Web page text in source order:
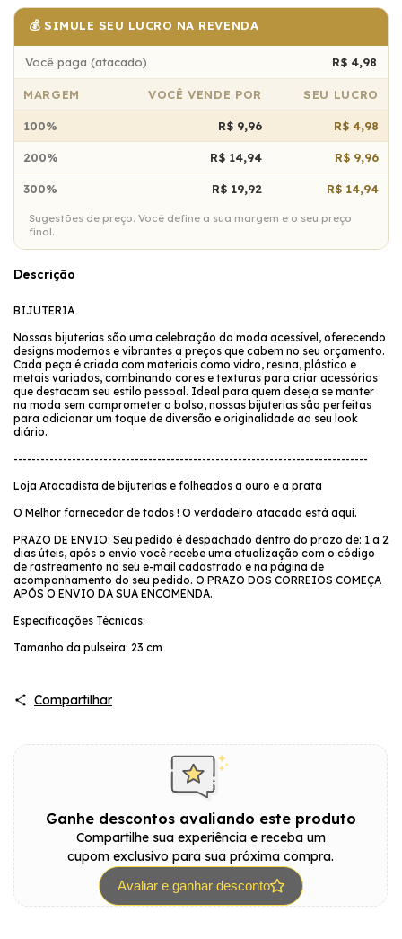
💰 SIMULE SEU LUCRO NA REVENDA
Você paga (atacado) R$ 4,98
MARGEM VOCÊ VENDE POR SEU LUCRO
100% R$ 9,96 R$ 4,98
200% R$ 14,94 R$ 9,96
300% R$ 19,92 R$ 14,94
Sugestões de preço. Você define a sua margem e o seu preço
final.
Descrição
BIJUTERIA
Nossas bijuterias são uma celebração da moda acessível, oferecendo
designs modernos e vibrantes a preços que cabem no seu orçamento.
Cada peça é criada com materiais como vidro, resina, plástico e
metais variados, combinando cores e texturas para criar acessórios
que destacam seu estilo pessoal. Ideal para quem deseja se manter
na moda sem comprometer o bolso, nossas bijuterias são perfeitas
para adicionar um toque de diversão e originalidade ao seu look
diário.
-------------------------------------------------------------------------------
Loja Atacadista de bijuterias e folheados a ouro e a prata
O Melhor fornecedor de todos ! O verdadeiro atacado está aqui.
PRAZO DE ENVIO: Seu pedido é despachado dentro do prazo de: 1 a 2
dias úteis, após o envio você recebe uma atualização com o código
de rastreamento no seu e-mail cadastrado e na página de
acompanhamento do seu pedido. O PRAZO DOS CORREIOS COMEÇA
APÓS O ENVIO DA SUA ENCOMENDA.
Especificações Técnicas:
Tamanho da pulseira: 23 cm
Compartilhar
Ganhe descontos avaliando este produto
Compartilhe sua experiência e receba um
cupom exclusivo para sua próxima compra.
Avaliar e ganhar desconto